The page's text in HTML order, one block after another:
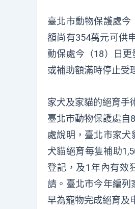
臺北市動物保護處今
額尚有354萬元可供
動保處今（18）日更
或補助額滿時停止受
家犬及家貓的絕育手
臺北市動物保護處自
處說明，臺北市家
犬貓絕育每隻補助
登記，及1年內有效
請。臺北市今年編列
早為寵物完成絕育及